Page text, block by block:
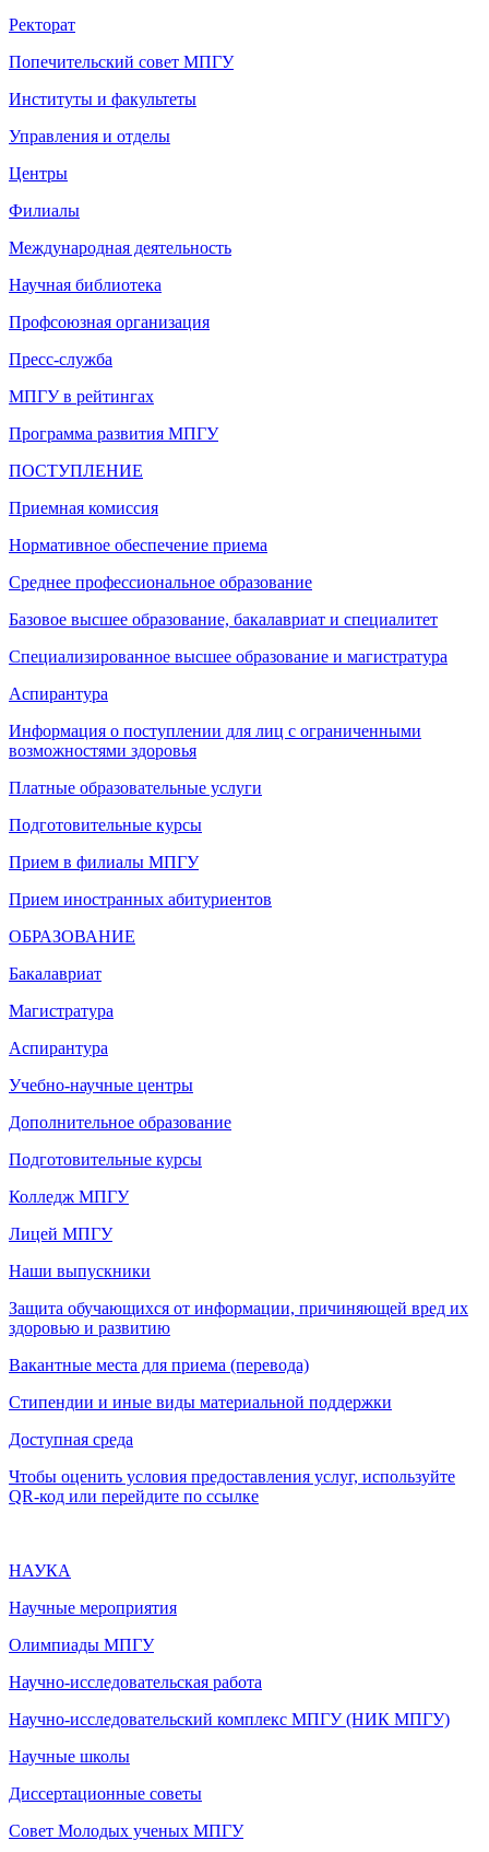
Ректорат
Попечительский совет МПГУ
Институты и факультеты
Управления и отделы
Центры
Филиалы
Международная деятельность
Научная библиотека
Профсоюзная организация
Пресс-служба
МПГУ в рейтингах
Программа развития МПГУ
ПОСТУПЛЕНИЕ
Приемная комиссия
Нормативное обеспечение приема
Среднее профессиональное образование
Базовое высшее образование, бакалавриат и специалитет
Специализированное высшее образование и магистратура
Аспирантура
Информация о поступлении для лиц с ограниченными
возможностями здоровья
Платные образовательные услуги
Подготовительные курсы
Прием в филиалы МПГУ
Прием иностранных абитуриентов
ОБРАЗОВАНИЕ
Бакалавриат
Магистратура
Аспирантура
Учебно-научные центры
Дополнительное образование
Подготовительные курсы
Колледж МПГУ
Лицей МПГУ
Наши выпускники
Защита обучающихся от информации, причиняющей вред их
здоровью и развитию
Вакантные места для приема (перевода)
Стипендии и иные виды материальной поддержки
Доступная среда
Чтобы оценить условия предоставления услуг, используйте
QR-код или перейдите по ссылке
НАУКА
Научные мероприятия
Олимпиады МПГУ
Научно-исследовательская работа
Научно-исследовательский комплекс МПГУ (НИК МПГУ)
Научные школы
Диссертационные советы
Совет Молодых ученых МПГУ